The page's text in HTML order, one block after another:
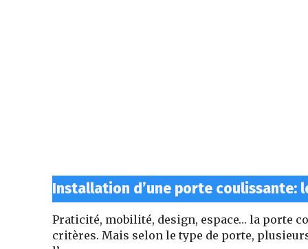
Installation d’une porte coulissante:
Praticité, mobilité, design, espace… la porte
critères. Mais selon le type de porte,